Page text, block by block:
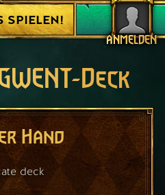
ANMELDEN
SPIELEN!
Deck
Hand
deck